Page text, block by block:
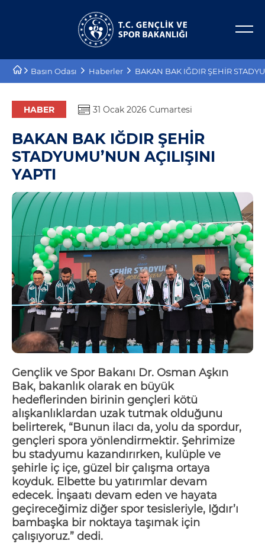
Basın Odası Haberler BAKAN BAK IĞDIR ŞEHİR
HABER 31 Ocak 2026 Cumartesi
BAKAN BAK IĞDIR ŞEHİR
STADYUMU’NUN AÇILIŞINI
YAPTI
Gençlik ve Spor Bakanı Dr. Osman Aşkın
Bak, bakanlıkolaraken büyük
hedeflerinden birinin gençleri kötü
alışkanlıklardan uzak tutmakolduğunu
belirterek, “Bunun ilacı da, yolu da spordur,
gençleri spora yönlendirmektir. Şehrimize
bu stadyumu kazandırırken, kulüple ve
şehirle iç içe, güzel bir çalışma ortaya
koyduk. Elbette bu yatırımlar devam
edecek. İnşaatı devam eden ve hayata
geçireceğimiz diğer spor tesisleriyle, Iğdır’ı
bambaşka bir noktaya taşımak için
çalışıyoruz.” dedi.
Bakan Yardımcıları
Tarihçe
Misyon, Vizyon
Teşkilat Şeması
Kurumsal Kimlik
Planlar ve Raporlar
Projeler
Proje Destekleri